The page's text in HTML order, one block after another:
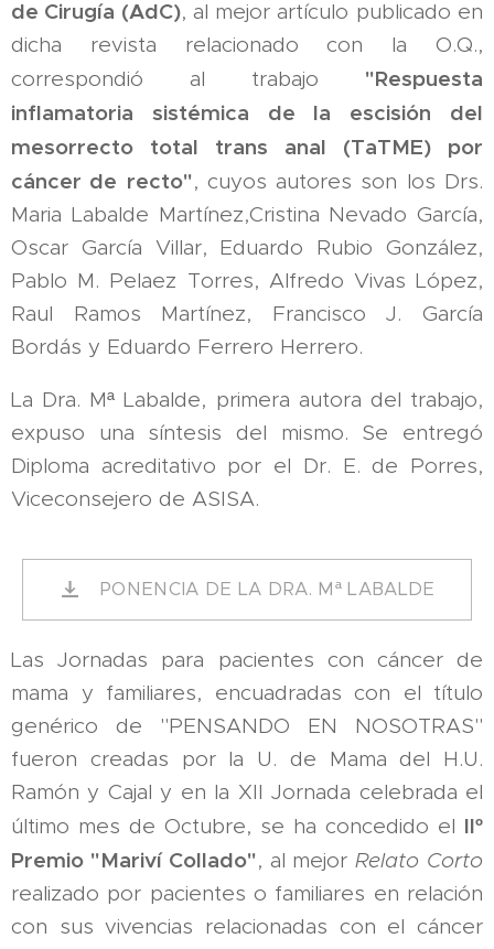
de Cirugía (AdC), al mejor artículo publicado en
dicha revista relacionado con la O.Q.,
correspondió al trabajo "Respuesta
inflamatoria sistémica de la escisión del
mesorrecto total trans anal (TaTME) por
cáncer de recto", cuyos autores son los Drs.
Maria Labalde Martínez,Cristina Nevado García,
Oscar García Villar, Eduardo Rubio González,
Pablo M. Pelaez Torres, Alfredo Vivas López,
Raul Ramos Martínez, Francisco J. García
Bordás y Eduardo Ferrero Herrero.
La Dra. Mª Labalde, primera autora del trabajo,
expuso una síntesis del mismo. Se entregó
Diploma acreditativo por el Dr. E. de Porres,
Viceconsejero de ASISA.
PONENCIA DE LA DRA. Mª LABALDE
Las Jornadas para pacientes con cáncer de
mama y familiares, encuadradas con el título
genérico de "PENSANDO EN NOSOTRAS"
fueron creadas por la U. de Mama del H.U.
Ramón y Cajal y en la XII Jornada celebrada el
último mes de Octubre, se ha concedido el IIº
Premio "Mariví Collado", al mejorRelato Corto
realizado por pacientes o familiares en relación
con sus vivencias relacionadas con el cáncer